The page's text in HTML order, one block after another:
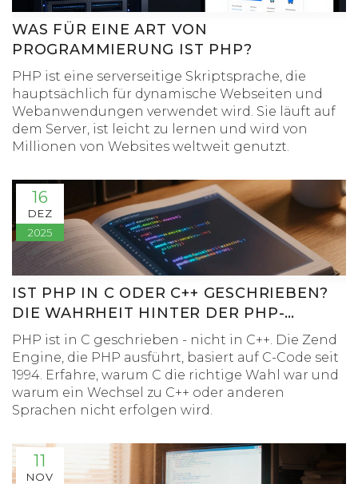
WAS FÜR EINE ART VON
PROGRAMMIERUNG IST PHP?
PHP ist eine serverseitige Skriptsprache, die
hauptsächlich für dynamische Webseiten und
Webanwendungen verwendet wird. Sie läuft auf
dem Server, ist leicht zu lernen und wird von
Millionen von Websites weltweit genutzt.
16
DEZ
2025
IST PHP IN C ODER C++ GESCHRIEBEN?
DIE WAHRHEIT HINTER DER PHP-
ENGINE
PHP ist in C geschrieben - nicht in C++. Die Zend
Engine, die PHP ausführt, basiert auf C-Code seit
1994. Erfahre, warum C die richtige Wahl war und
warum ein Wechsel zu C++ oder anderen
Sprachen nicht erfolgen wird.
11
NOV